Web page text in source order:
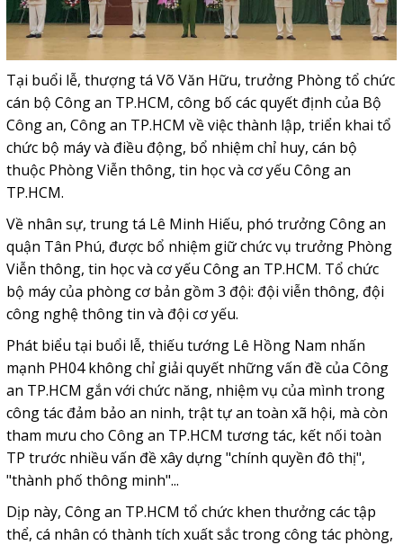
Tại buổi lễ, thượng tá Võ Văn Hữu, trưởng Phòng tổ chức
cán bộ Công an TP.HCM, công bố các quyết định của Bộ
Công an, Công an TP.HCM về việc thành lập, triển khai tổ
chức bộ máy và điều động, bổ nhiệm chỉ huy, cán bộ
thuộc Phòng Viễn thông, tin học và cơ yếu Công an
TP.HCM.
Về nhân sự, trung tá Lê Minh Hiếu, phó trưởng Công an
quận Tân Phú, được bổ nhiệm giữ chức vụ trưởng Phòng
Viễn thông, tin học và cơ yếu Công an TP.HCM. Tổ chức
bộ máy của phòng cơ bản gồm 3 đội: đội viễn thông, đội
công nghệ thông tin và đội cơ yếu.
Phát biểu tại buổi lễ, thiếu tướng Lê Hồng Nam nhấn
mạnh PH04 không chỉ giải quyết những vấn đề của Công
an TP.HCM gắn với chức năng, nhiệm vụ của mình trong
công tác đảm bảo an ninh, trật tự an toàn xã hội, mà còn
tham mưu cho Công an TP.HCM tương tác, kết nối toàn
TP trước nhiều vấn đề xây dựng "chính quyền đô thị",
"thành phố thông minh"...
Dịp này, Công an TP.HCM tổ chức khen thưởng các tập
thể, cá nhân có thành tích xuất sắc trong công tác phòng,